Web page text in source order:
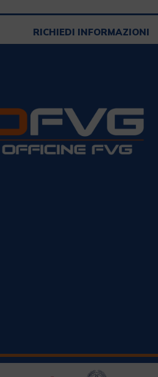
RICHIEDI INFORMAZIONI